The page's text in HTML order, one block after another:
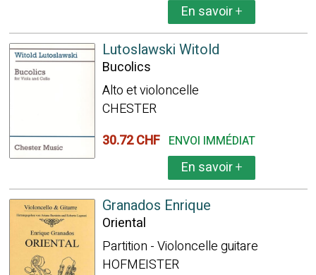
En savoir+
Lutoslawski Witold
Bucolics
Alto et violoncelle
CHESTER
30.72 CHF ENVOI IMMÉDIAT
En savoir+
Granados Enrique
Oriental
Partition - Violoncelle guitare
HOFMEISTER